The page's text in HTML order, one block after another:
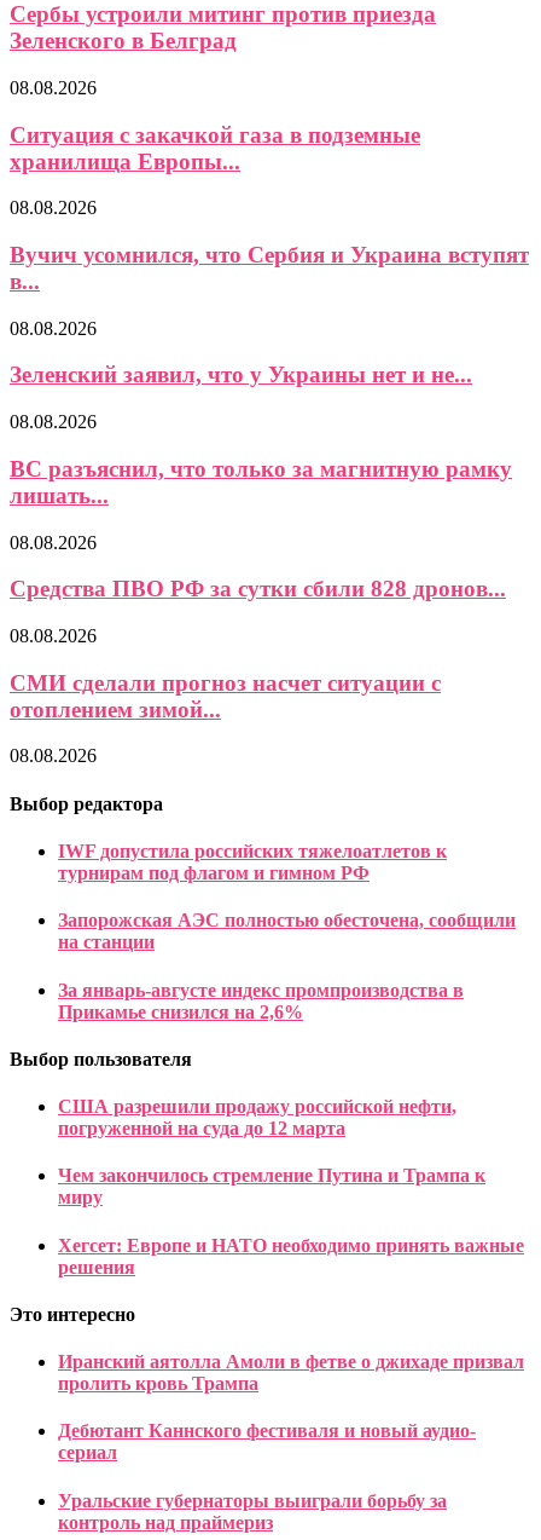
Сербы устроили митинг против приезда
Зеленского в Белград
08.08.2026
Ситуация с закачкой газа в подземные
хранилища Европы...
08.08.2026
Вучич усомнился, что Сербия и Украина вступят
в...
08.08.2026
Зеленский заявил, что у Украины нет и не...
08.08.2026
ВС разъяснил, что только за магнитную рамку
лишать...
08.08.2026
Средства ПВО РФ за сутки сбили 828 дронов...
08.08.2026
СМИ сделали прогноз насчет ситуации с
отоплением зимой...
08.08.2026
Выбор редактора
IWF допустила российских тяжелоатлетов к
турнирам под флагом и гимном РФ
Запорожская АЭС полностью обесточена, сообщили
на станции
За январь-августе индекс промпроизводства в
Прикамье снизился на 2,6%
Выбор пользователя
США разрешили продажу российской нефти,
погруженной на суда до 12 марта
Чем закончилось стремление Путина и Трампа к
миру
Хегсет: Европе и НАТО необходимо принять важные
решения
Это интересно
Иранский аятолла Амоли в фетве о джихаде призвал
пролить кровь Трампа
Дебютант Каннского фестиваля и новый аудио-
сериал
Уральские губернаторы выиграли борьбу за
контроль над праймериз